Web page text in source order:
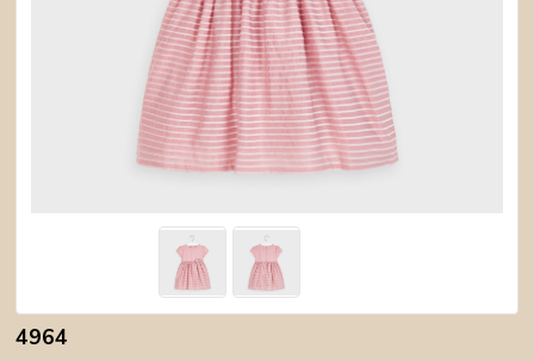
4964